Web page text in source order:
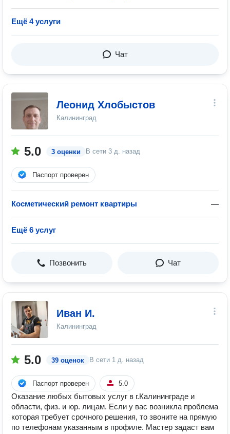
Ещё 4 услуги
Чат
Леонид Хлобыстов
Калининград
5.0 3 оценки В сети 3 д. назад
Паспорт проверен
Косметический ремонт квартиры —
Ещё 6 услуг
Позвонить Чат
Иван И.
Калининград
5.0 39 оценок В сети 1 д. назад
Паспорт проверен 5.0
Оказание любых бытовых услуг в г.Калининграде и
области, физ. и юр. лицам. Если у вас возникла проблема
которая требует срочного решения, то звоните на прямую
по телефонам указанным в профиле. Мастер задаст вам